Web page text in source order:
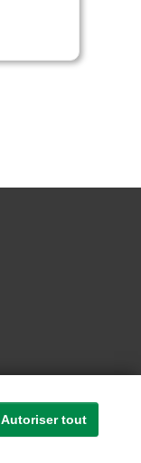
Autoriser tout